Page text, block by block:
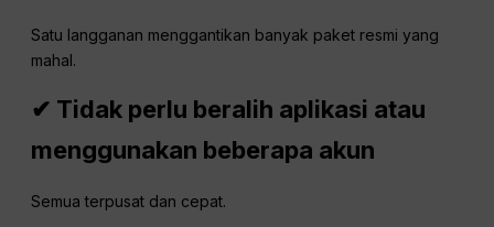
Satu langganan menggantikan banyak paket resmi yang
mahal.
✔ Tidak perlu beralih aplikasi atau
menggunakan beberapa akun
Semua terpusat dan cepat.